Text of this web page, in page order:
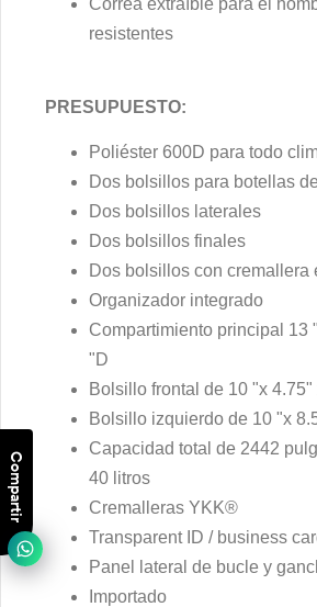
resistentes
PRESUPUESTO:
Poliéster 600D para todo
Dos bolsillos para botellas
Dos bolsillos laterales
Dos bolsillos finales
Dos bolsillos con cremallera
Organizador integrado
Compartimiento principal 13
"D
Bolsillo frontal de 10 "x 4.75"
Bolsillo izquierdo de 10 "x
Capacidad total de 2442
40 litros
Cremalleras YKK®
Transparent ID / business
Panel lateral de bucle y
Importado
Compartir